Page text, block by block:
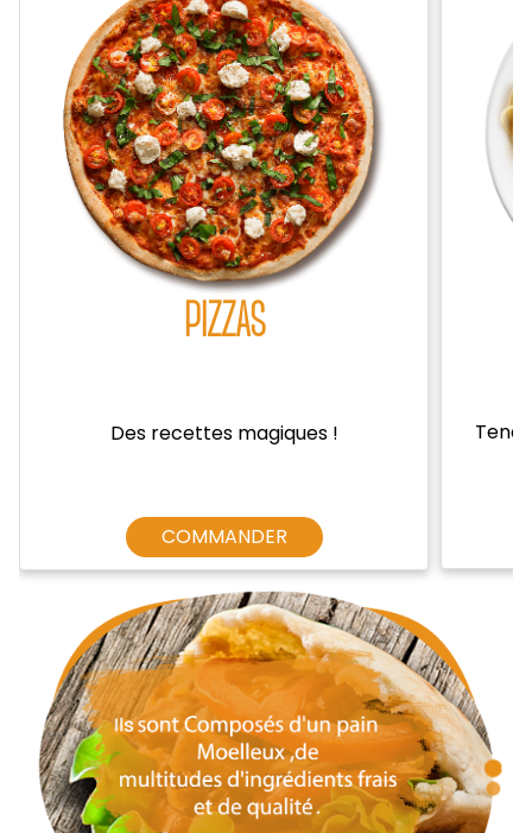
Zones de Livraison
PIZZAS
Des recettes magiques !
COMMANDER